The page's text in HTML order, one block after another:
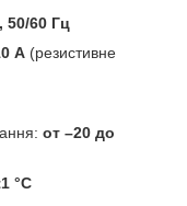
50/60 Гц
А (резистивне
от –20 до
°C